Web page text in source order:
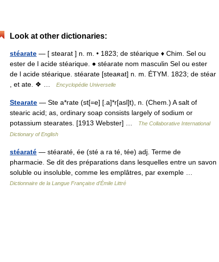
Look at other dictionaries:
stéarate — [ stearat ] n. m. • 1823; de stéarique ♦ Chim. Sel ou
ester de l acide stéarique. ● stéarate nom masculin Sel ou ester
de l acide stéarique. stéarate [steaʀat] n. m. ÉTYM. 1823; de stéar
, et ate. ❖ …
Encyclopédie Universelle
Stearate — Ste a*rate (st[=e] [.a]*r[asl]t), n. (Chem.) A salt of
stearic acid; as, ordinary soap consists largely of sodium or
potassium stearates. [1913 Webster] …
The Collaborative International
Dictionary of English
stéaraté — stéaraté, ée (sté a ra té, tée) adj. Terme de
pharmacie. Se dit des préparations dans lesquelles entre un savon
soluble ou insoluble, comme les emplâtres, par exemple …
Dictionnaire de la Langue Française d'Émile Littré